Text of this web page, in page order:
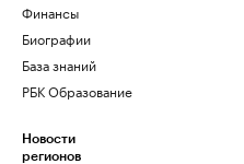
Финансы
Биографии
База знаний
РБК Образование
Новости
регионов